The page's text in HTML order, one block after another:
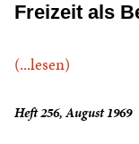
Freizeit als
(...lesen)
Heft 256, August 1969